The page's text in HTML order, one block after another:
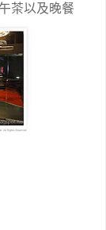
茶以及晚餐